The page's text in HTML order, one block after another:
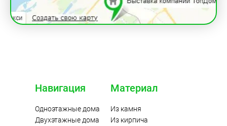
Навигация
Одноэтажные дома
Двухэтажные дома
Материал
Из камня
Из кирпича